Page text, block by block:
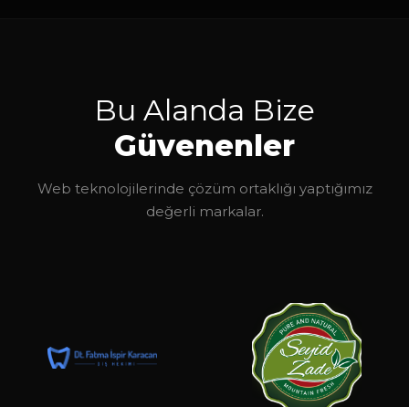
Bu Alanda Bize
Güvenenler
Web teknolojilerinde çözüm ortaklığı yaptığımız
değerli markalar.